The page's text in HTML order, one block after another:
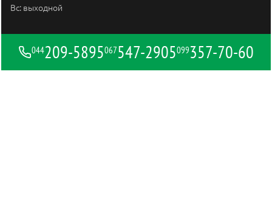
Вс: выходной
044209-5895067547-2905099357-70-60